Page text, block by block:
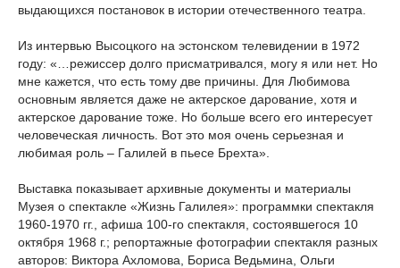
выдающихся постановок в истории отечественного театра.
Из интервью Высоцкого на эстонском телевидении в 1972
году: «…режиссер долго присматривался, могу я или нет. Но
мне кажется, что есть тому две причины. Для Любимова
основным является даже не актерское дарование, хотя и
актерское дарование тоже. Но больше всего его интересует
человеческая личность. Вот это моя очень серьезная и
любимая роль – Галилей в пьесе Брехта».
Выставка показывает архивные документы и материалы
Музея о спектакле «Жизнь Галилея»: программки спектакля
1960-1970 гг., афиша 100-го спектакля, состоявшегося 10
октября 1968 г.; репортажные фотографии спектакля разных
авторов: Виктора Ахломова, Бориса Ведьмина, Ольги